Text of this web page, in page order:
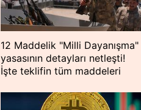
12 Maddelik "Milli Dayanışma"
yasasının detayları netleşti!
İşte teklifin tüm maddeleri